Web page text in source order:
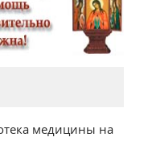
медицины на